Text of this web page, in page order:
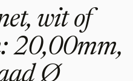
wit of
20,00mm,